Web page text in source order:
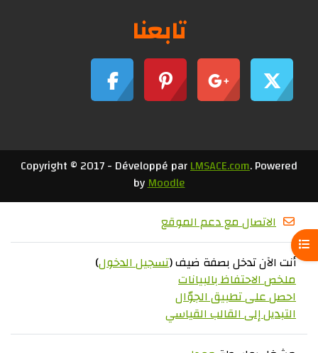
فتح فهرس المقرر
تابعنا
Copyright © 2017 - Développé parLMSACE.com. Powered
byMoodle
الاتصال مع دعم الموقع
أنت الآن تدخل بصفة ضيف (تسجيل الدخول)
ملخص الاحتفاظ بالبيانات
احصل على تطبيق الجوّال
التبديل إلى القالب القياسي